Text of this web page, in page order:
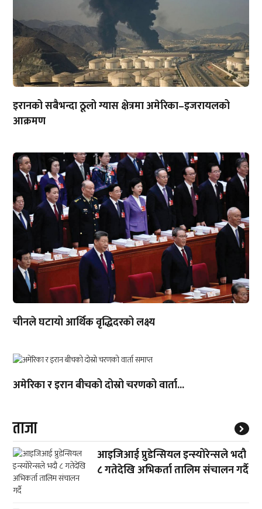
इरानको सबैभन्दा ठूलो ग्यास क्षेत्रमा अमेरिका–इजरायलको
आक्रमण
चीनले घटायो आर्थिक वृद्धिदरको लक्ष्य
अमेरिका र इरान बीचको दोस्रो चरणको वार्ता...
ताजा
आइजिआई प्रुडेन्सियल इन्स्योरेन्सले भदौ
८ गतेदेखि अभिकर्ता तालिम संचालन गर्दै